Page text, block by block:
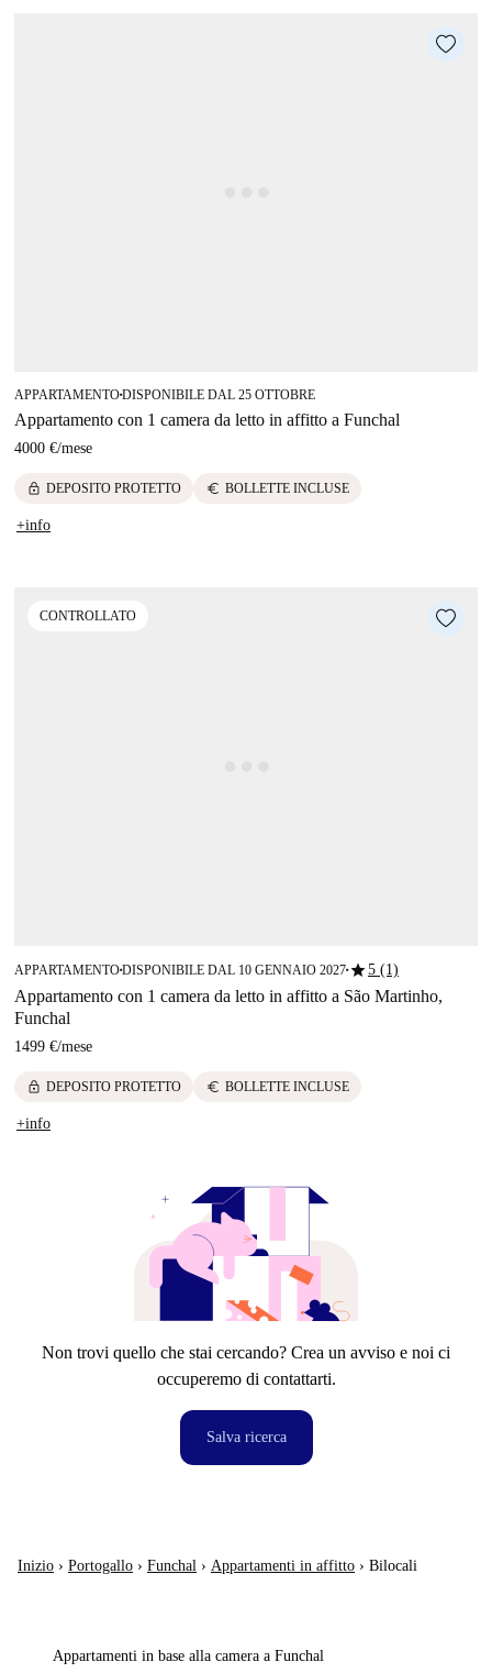
APPARTAMENTO■DISPONIBILE DAL 25 OTTOBRE
Appartamento con 1 camera da letto in affitto a Funchal
4000 €/mese
lock DEPOSITO PROTETTO euro BOLLETTE INCLUSE
+info
CONTROLLATO
APPARTAMENTO■DISPONIBILE DAL 10 GENNAIO 2027■star5 (1)
Appartamento con 1 camera da letto in affitto a São Martinho,
Funchal
1499 €/mese
lock DEPOSITO PROTETTO euro BOLLETTE INCLUSE
+info
Non trovi quello che stai cercando? Crea un avviso e noi ci
occuperemo di contattarti.
Salva ricerca
Inizio › Portogallo › Funchal › Appartamenti in affitto › Bilocali
Appartamenti in base alla camera a Funchal